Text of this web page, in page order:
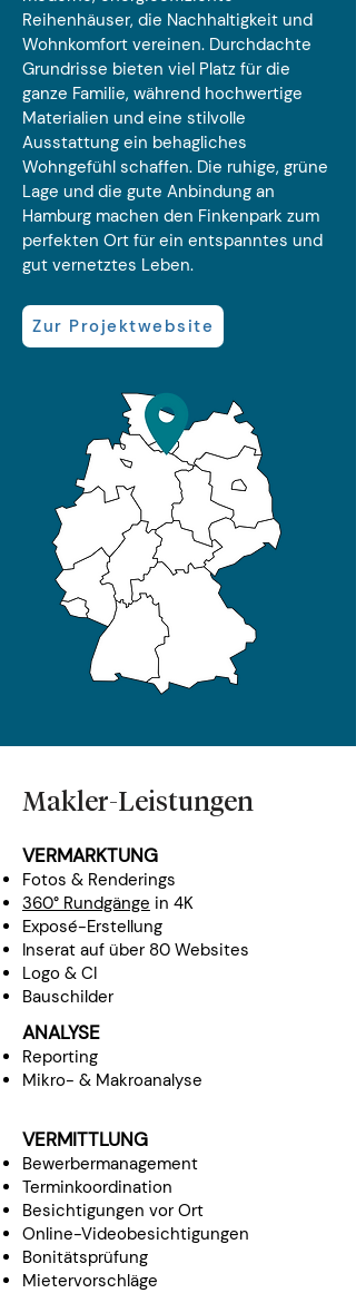
Reihenhäuser, die Nachhaltigkeit und
Wohnkomfort vereinen. Durchdachte
Grundrisse bieten viel Platz für die
ganze Familie, während hochwertige
Materialien und eine stilvolle
Ausstattung ein behagliches
Wohngefühl schaffen. Die ruhige, grüne
Lage und die gute Anbindung an
Hamburg machen den Finkenpark zum
perfekten Ort für ein entspanntes und
gut vernetztes Leben.
Zur Projektwebsite
Makler-Leistungen
VERMARKTUNG
Fotos & Renderings
360° Rundgänge in 4K
Exposé-Erstellung
Inserat auf über 80 Websites
Logo & CI
Bauschilder
ANALYSE
Reporting
Mikro- & Makroanalyse
VERMITTLUNG
Bewerbermanagement
Terminkoordination
Besichtigungen vor Ort
Online-Videobesichtigungen
Bonitätsprüfung
Mietervorschläge